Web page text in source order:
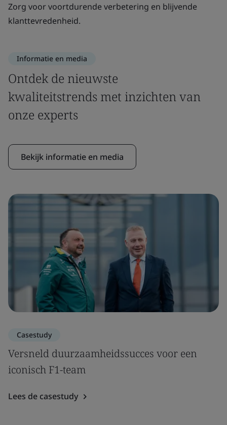
Zorg voor voortdurende verbetering en blijvende
klanttevredenheid.
Informatie en media
Ontdek de nieuwste
kwaliteitstrends met inzichten van
onze experts
Bekijk informatie en media
Casestudy
Versneld duurzaamheidssucces voor een
iconisch F1-team
Lees de casestudy